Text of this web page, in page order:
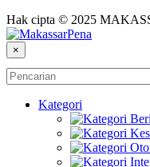
Hak cipta © 2025
×
Kategori